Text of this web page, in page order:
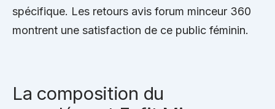
spécifique. Les retours avis forum minceur 360
montrent une satisfaction de ce public féminin.
La composition du